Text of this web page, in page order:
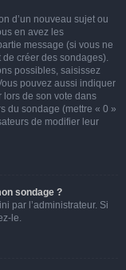
d’un nouveau sujet ou
en avez les
message (si vous ne
de créer des sondages).
possibles, saisissez
pouvez aussi indiquer
lors de son vote dans
du sondage (mettre « 0 »
de modifier leur
sondage ?
par l’administrateur. Si
le.